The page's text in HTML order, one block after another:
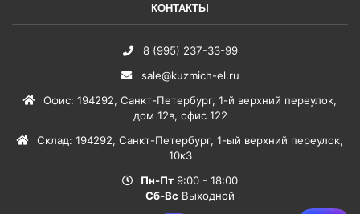
КОНТАКТЫ
8 (995) 237-33-99
sale@kuzmich-el.ru
Офис: 194292, Санкт-Петербург, 1-й верхний переулок,
дом 12в, офис 122
Склад: 194292, Санкт-Петербург, 1-ый верхний переулок,
10к3
Пн-Пт 9:00 - 18:00
Сб-Вс Выходной